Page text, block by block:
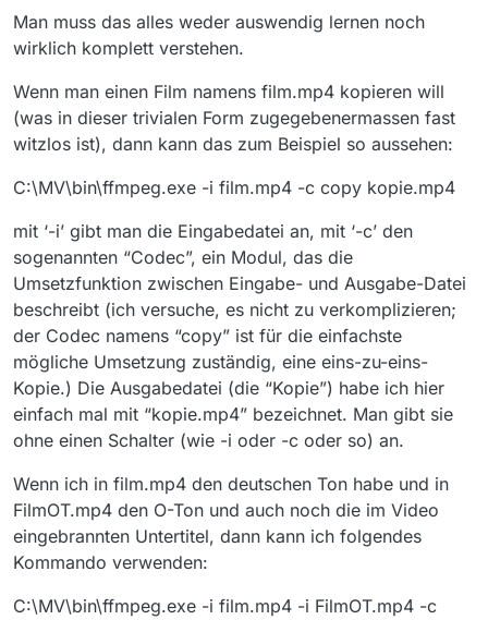
Man muss das alles weder auswendig lernen noch
wirklich komplett verstehen.
Wenn man einen Film namens film.mp4 kopieren will
(was in dieser trivialen Form zugegebenermassen fast
witzlos ist), dann kann das zum Beispiel so aussehen:
C:\MV\bin\ffmpeg.exe -i film.mp4 -c copy kopie.mp4
mit ‘-i’ gibt man die Eingabedatei an, mit ‘-c’ den
sogenannten “Codec”, ein Modul, das die
Umsetzfunktion zwischen Eingabe- und Ausgabe-Datei
beschreibt (ich versuche, es nicht zu verkomplizieren;
der Codec namens “copy” ist für die einfachste
mögliche Umsetzung zuständig, eine eins-zu-eins-
Kopie.) Die Ausgabedatei (die “Kopie”) habe ich hier
einfach mal mit “kopie.mp4” bezeichnet. Man gibt sie
ohne einen Schalter (wie -i oder -c oder so) an.
Wenn ich in film.mp4 den deutschen Ton habe und in
FilmOT.mp4 den O-Ton und auch noch die im Video
eingebrannten Untertitel, dann kann ich folgendes
Kommando verwenden:
C:\MV\bin\ffmpeg.exe -i film.mp4 -i FilmOT.mp4 -c